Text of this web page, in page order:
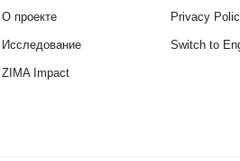
О проекте
Исследование
ZIMA Impact
Privacy
Switch to